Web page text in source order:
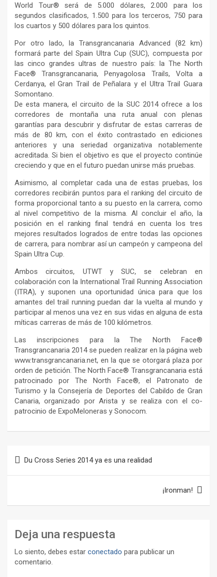
World Tour® será de 5.000 dólares, 2.000 para los
segundos clasificados, 1.500 para los terceros, 750 para
los cuartos y 500 dólares para los quintos.
Por otro lado, la Transgrancanaria Advanced (82 km)
formará parte del Spain Ultra Cup (SUC), compuesta por
las cinco grandes ultras de nuestro país: la The North
Face® Transgrancanaria, Penyagolosa Trails, Volta a
Cerdanya, el Gran Trail de Peñalara y el Ultra Trail Guara
Somontano.
De esta manera, el circuito de la SUC 2014 ofrece a los
corredores de montaña una ruta anual con plenas
garantías para descubrir y disfrutar de estas carreras de
más de 80 km, con el éxito contrastado en ediciones
anteriores y una seriedad organizativa notablemente
acreditada. Si bien el objetivo es que el proyecto continúe
creciendo y que en el futuro puedan unirse más pruebas.
Asimismo, al completar cada una de estas pruebas, los
corredores recibirán puntos para el ranking del circuito de
forma proporcional tanto a su puesto en la carrera, como
al nivel competitivo de la misma. Al concluir el año, la
posición en el ranking final tendrá en cuenta los tres
mejores resultados logrados de entre todas las opciones
de carrera, para nombrar así un campeón y campeona del
Spain Ultra Cup.
Ambos circuitos, UTWT y SUC, se celebran en
colaboración con la International Trail Running Association
(ITRA), y suponen una oportunidad única para que los
amantes del trail running puedan dar la vuelta al mundo y
participar al menos una vez en sus vidas en alguna de esta
míticas carreras de más de 100 kilómetros.
Las inscripciones para la The North Face®
Transgrancanaria 2014 se pueden realizar en la página web
www.transgrancanaria.net, en la que se otorgará plaza por
orden de petición. The North Face® Transgrancanaria está
patrocinado por The North Face®, el Patronato de
Turismo y la Consejería de Deportes del Cabildo de Gran
Canaria, organizado por Arista y se realiza con el co-
patrocinio de ExpoMeloneras y Sonocom.
de
Du Cross Series 2014 ya es una realidad
¡Ironman!
Deja una respuesta
Lo siento, debes estar conectado para publicar un
comentario.